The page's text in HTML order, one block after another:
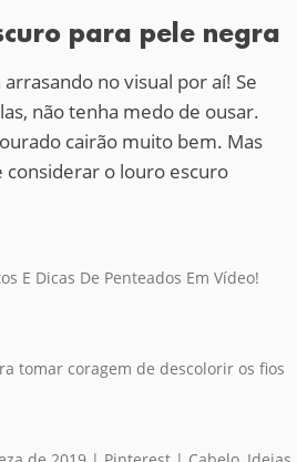
para pele negra
no visual por aí! Se
não tenha medo de ousar.
cairão muito bem. Mas
o louro escuro